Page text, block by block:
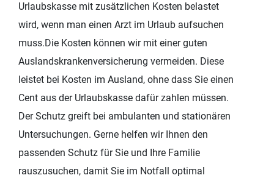
Urlaubskasse mit zusätzlichen Kosten belastet
wird, wenn man einen Arzt im Urlaub aufsuchen
muss.Die Kosten können wir mit einer guten
Auslandskrankenversicherung vermeiden. Diese
leistet bei Kosten im Ausland, ohne dass Sie einen
Cent aus der Urlaubskasse dafür zahlen müssen.
Der Schutz greift bei ambulanten und stationären
Untersuchungen. Gerne helfen wir Ihnen den
passenden Schutz für Sie und Ihre Familie
rauszusuchen, damit Sie im Notfall optimal